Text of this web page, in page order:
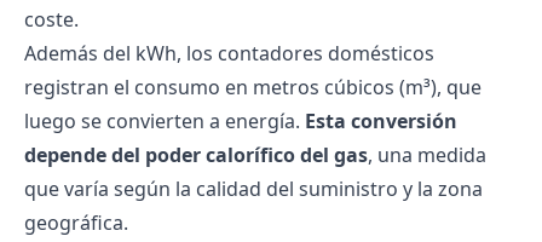
coste.
Además del kWh, los contadores domésticos
registran el consumo en metros cúbicos (m³), que
luego se convierten a energía. Esta conversión
depende del poder calorífico del gas, una medida
que varía según la calidad del suministro y la zona
geográfica.